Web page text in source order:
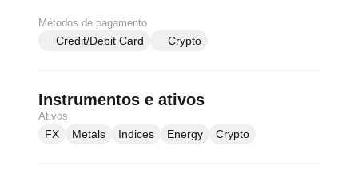
Métodos de pagamento
Credit/Debit Card Crypto
Instrumentos e ativos
Ativos
FX Metals Indices Energy Crypto